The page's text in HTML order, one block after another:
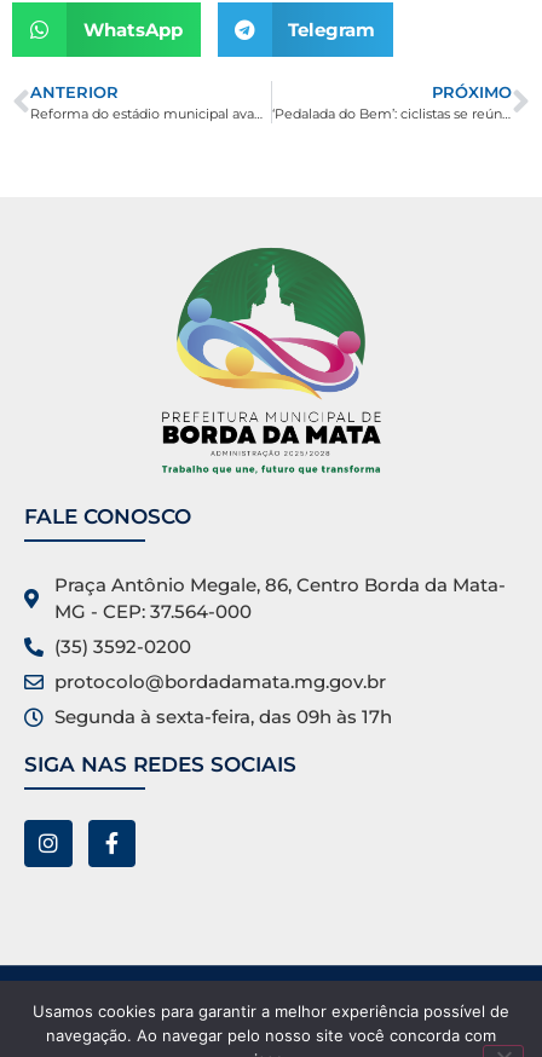
WhatsApp Telegram
ANTERIOR
Reforma do estádio municipal avança: reinauguração deve ocorrer em julho
PRÓXIMO
‘Pedalada do Bem’: ciclistas se reúnem em prol do Lar Monsenhor Pedro Cintra
FALE CONOSCO
Praça Antônio Megale, 86, Centro Borda da Mata-
MG - CEP: 37.564-000
(35) 3592-0200
protocolo@bordadamata.mg.gov.br
Segunda à sexta-feira, das 09h às 17h
SIGA NAS REDES SOCIAIS
Prefeitura Municipal de Borda da Mata ©. Todos os
direitos reservados.
Usamos cookies para garantir a melhor experiência possível de
navegação. Ao navegar pelo nosso site você concorda com